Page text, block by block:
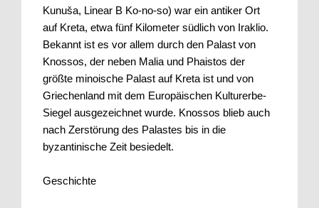
Kunuša, Linear B Ko-no-so) war ein antiker Ort
auf Kreta, etwa fünf Kilometer südlich von Iraklio.
Bekannt ist es vor allem durch den Palast von
Knossos, der neben Malia und Phaistos der
größte minoische Palast auf Kreta ist und von
Griechenland mit dem Europäischen Kulturerbe-
Siegel ausgezeichnet wurde. Knossos blieb auch
nach Zerstörung des Palastes bis in die
byzantinische Zeit besiedelt.
Geschichte